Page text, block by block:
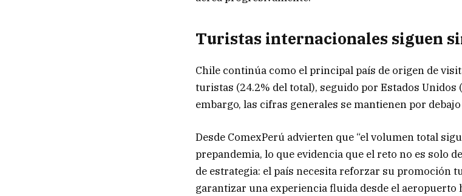
Turistas internacionales siguen
Chile continúa como el principal país de origen de
turistas (24.2% del total), seguido por Estados Unidos
embargo, las cifras generales se mantienen por debajo
Desde ComexPerú advierten que “el volumen total
prepandemia, lo que evidencia que el reto no es solo
de estrategia: el país necesita reforzar su promoción
garantizar una experiencia fluida desde el aeropuerto